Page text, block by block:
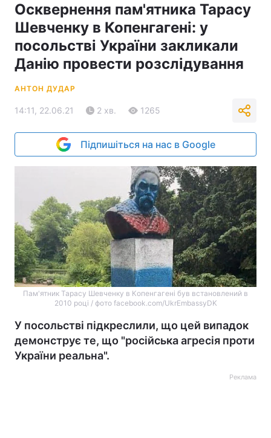
Осквернення пам'ятника Тарасу
Шевченку в Копенгагені: у
посольстві України закликали
Данію провести розслідування
АНТОН ДУДАР
14:11, 22.06.21 2 хв. 1265
Підпишіться на нас в Google
Пам'ятник Тарасу Шевченку в Копенгагені був встановлений в
2010 році / фото facebook.com/UkrEmbassyDK
У посольстві підкреслили, що цей випадок
демонструє те, що "російська агресія проти
України реальна".
Реклама